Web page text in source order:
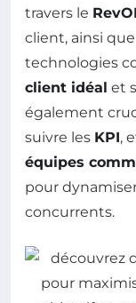
travers le
client, ainsi
technologies
client idéal et
également
suivre les KPI,
équipes
pour
concurrents.